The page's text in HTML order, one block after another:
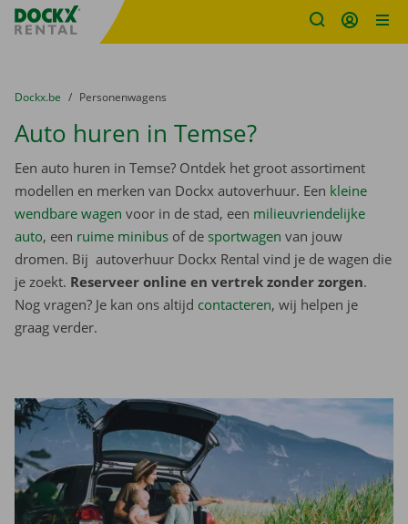
Fratello DEMO
U bevindt zich hier:
van
Dockx.be naar
Personenwagens
Auto huren in Temse?
Een auto huren in Temse? Ontdek het groot assortiment
modellen en merken van Dockx autoverhuur. Een kleine
wendbare wagen voor in de stad, een milieuvriendelijke
auto, een ruime minibus of de sportwagen van jouw
dromen. Bij autoverhuur Dockx Rental vind je de wagen die
je zoekt. Reserveer online en vertrek zonder zorgen.
Nog vragen? Je kan ons altijd contacteren, wij helpen je
graag verder.